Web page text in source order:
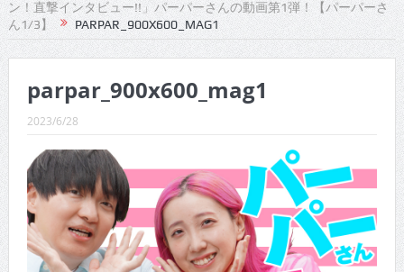
CINEMA×STYLE 291号
CINEMA×STYLE 290号
CINEMA×STYLE 289号
CINEMA×STYLE 288号
CINEMA×STYLE 287号
CINEMA×STYLE 286号
CINEMA×STYLE 285号
CINEMA×STYLE 294号
ン！直撃インタビュー!!」パーパーさんの動画第1弾！【パーパーさ
ん1/3】
PARPAR_900X600_MAG1
parpar_900x600_mag1
2023/6/28